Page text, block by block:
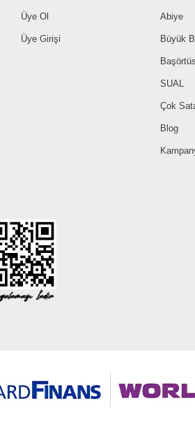
Üye Ol
Üye Girişi
Abiye
Büyük
SUAL
Çok
Blog